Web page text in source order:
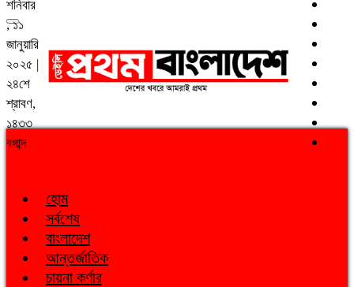
শনিবার
, ১১
জানুয়ারি
২০২৫ |
২৪শে
শ্রাবণ,
১৪৩৩
বঙ্গাব্দ
হোম
সর্বশেষ
বাংলাদেশ
আন্তর্জাতিক
চায়না কর্ণার